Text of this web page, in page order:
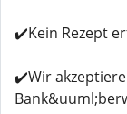
✔️Kein Rezept
✔️Wir